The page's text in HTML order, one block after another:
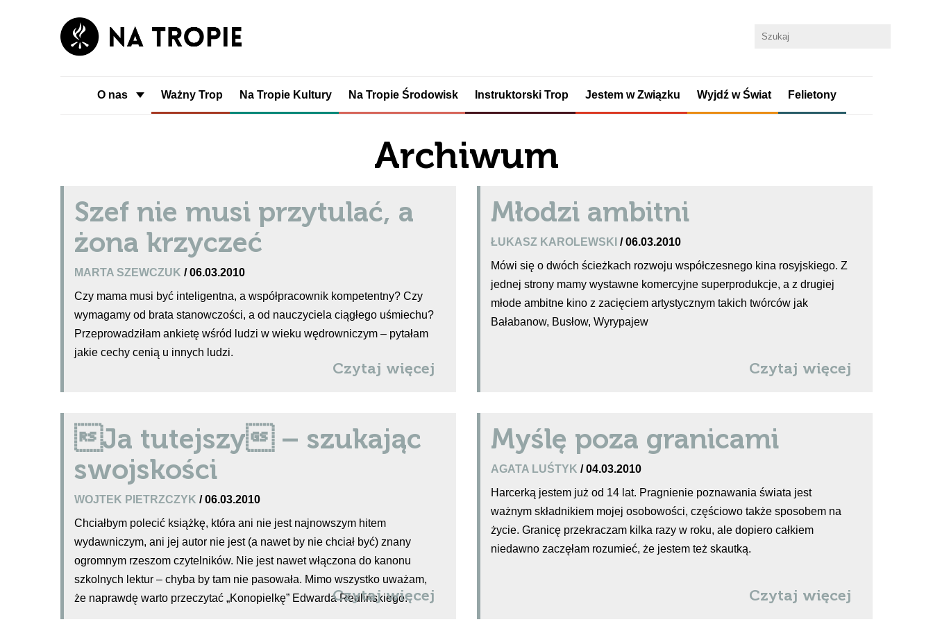
O nas Ważny Trop Na Tropie Kultury Na Tropie Środowisk Instruktorski Trop Jestem w Związku Wyjdź w Świat Felietony
Archiwum
Szef nie musi przytulać, a
żona krzyczeć
MARTA SZEWCZUK / 06.03.2010
Czy mama musi być inteligentna, a współpracownik kompetentny? Czy
wymagamy od brata stanowczości, a od nauczyciela ciągłego uśmiechu?
Przeprowadziłam ankietę wśród ludzi w wieku wędrowniczym – pytałam
jakie cechy cenią u innych ludzi.
Czytaj więcej
Młodzi ambitni
ŁUKASZ KAROLEWSKI / 06.03.2010
Mówi się o dwóch ścieżkach rozwoju współczesnego kina rosyjskiego. Z
jednej strony mamy wystawne komercyjne superprodukcje, a z drugiej
młode ambitne kino z zacięciem artystycznym takich twórców jak
Bałabanow, Busłow, Wyrypajew
Czytaj więcej
Ja tutejszy – szukając
swojskości
WOJTEK PIETRZCZYK / 06.03.2010
Chciałbym polecić książkę, która ani nie jest najnowszym hitem
wydawniczym, ani jej autor nie jest (a nawet by nie chciał być) znany
ogromnym rzeszom czytelników. Nie jest nawet włączona do kanonu
szkolnych lektur – chyba by tam nie pasowała. Mimo wszystko uważam,
że naprawdę warto przeczytać „Konopielkę” Edwarda Redlińskiego.
Czytaj więcej
Myślę poza granicami
AGATA LUŚTYK / 04.03.2010
Harcerką jestem już od 14 lat. Pragnienie poznawania świata jest
ważnym składnikiem mojej osobowości, częściowo także sposobem na
życie. Granicę przekraczam kilka razy w roku, ale dopiero całkiem
niedawno zaczęłam rozumieć, że jestem też skautką.
Czytaj więcej